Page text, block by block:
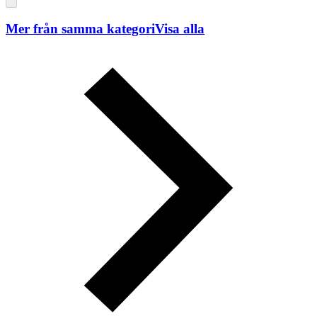
Mer från samma kategoriVisa alla